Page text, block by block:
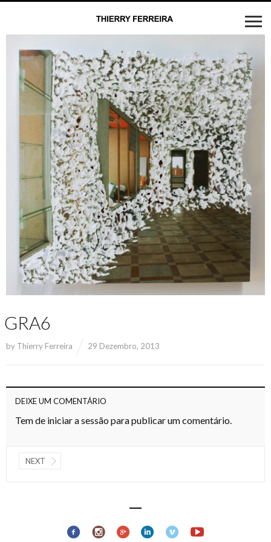
GRA6
by Thierry Ferreira 29 Dezembro, 2013
DEIXE UM COMENTÁRIO
Tem de iniciar a sessãopara publicar um comentário.
NEXT